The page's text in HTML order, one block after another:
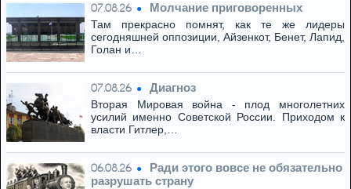
07.08.26 Молчание приговоренных
Там прекрасно помнят, как те же лидеры
сегодняшней оппозиции, Айзенкот, Бенет, Лапид,
Голан и…
07.08.26 Диагноз
Вторая Мировая война - плод многолетних
усилий именно Советской России. Приходом к
власти Гитлер,…
06.08.26
Ради этого вовсе не обязательно
разрушать страну